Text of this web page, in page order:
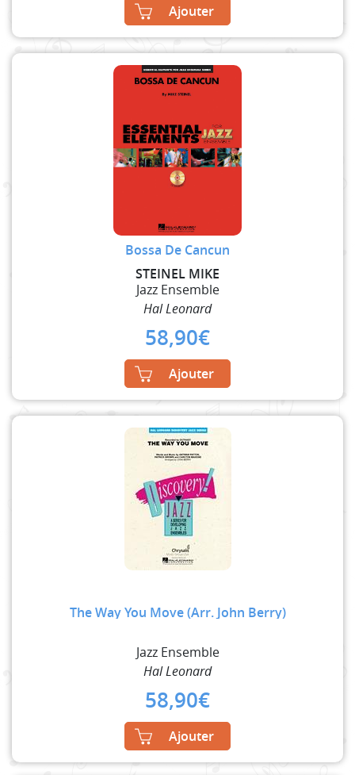
Ajouter
Bossa De Cancun
STEINEL MIKE
Jazz Ensemble
Hal Leonard
58,90€
Ajouter
The Way You Move (Arr. John Berry)
Jazz Ensemble
Hal Leonard
58,90€
Ajouter